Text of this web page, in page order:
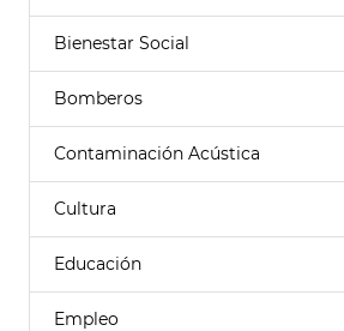
Bienestar Social
Bomberos
Contaminación Acústica
Cultura
Educación
Empleo